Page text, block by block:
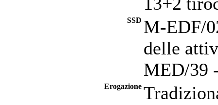
SSD M-EDF/
delle
MED/39
Erogazione